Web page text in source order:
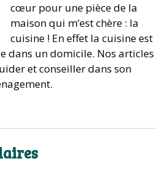
cœur pour une pièce de la
maison qui m’est chère : la
cuisine ! En effet la cuisine est
dans un domicile. Nos articles
et conseiller dans son